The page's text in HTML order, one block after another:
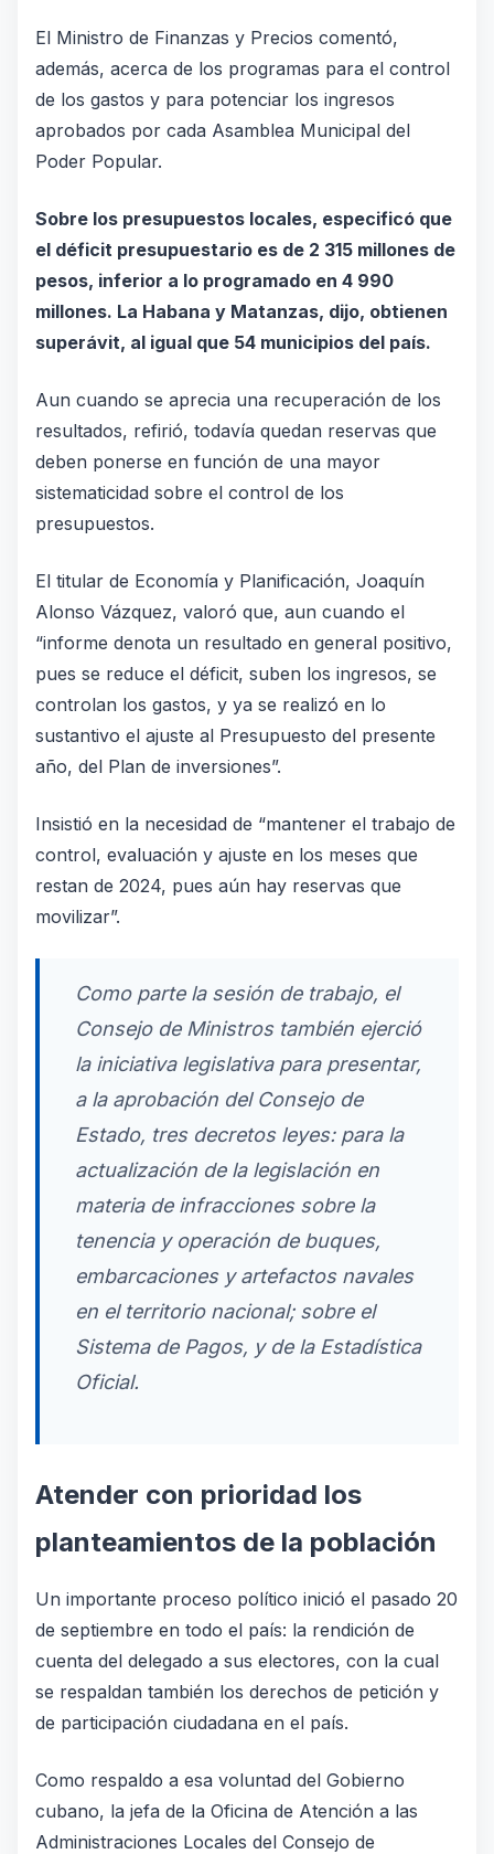
El Ministro de Finanzas y Precios comentó,
además, acerca de los programas para el control
de los gastos y para potenciar los ingresos
aprobados por cada Asamblea Municipal del
Poder Popular.
Sobre los presupuestos locales, especificó que
el déficit presupuestario es de 2 315 millones de
pesos, inferior a lo programado en 4 990
millones. La Habana y Matanzas, dijo, obtienen
superávit, al igual que 54 municipios del país.
Aun cuando se aprecia una recuperación de los
resultados, refirió, todavía quedan reservas que
deben ponerse en función de una mayor
sistematicidad sobre el control de los
presupuestos.
El titular de Economía y Planificación, Joaquín
Alonso Vázquez, valoró que, aun cuando el
“informe denota un resultado en general positivo,
pues se reduce el déficit, suben los ingresos, se
controlan los gastos, y ya se realizó en lo
sustantivo el ajuste al Presupuesto del presente
año, del Plan de inversiones”.
Insistió en la necesidad de “mantener el trabajo de
control, evaluación y ajuste en los meses que
restan de 2024, pues aún hay reservas que
movilizar”.
Como parte la sesión de trabajo, el
Consejo de Ministros también ejerció
la iniciativa legislativa para presentar,
a la aprobación del Consejo de
Estado, tres decretos leyes: para la
actualización de la legislación en
materia de infracciones sobre la
tenencia y operación de buques,
embarcaciones y artefactos navales
en el territorio nacional; sobre el
Sistema de Pagos, y de la Estadística
Oficial.
Atender con prioridad los
planteamientos de la población
Un importante proceso político inició el pasado 20
de septiembre en todo el país: la rendición de
cuenta del delegado a sus electores, con la cual
se respaldan también los derechos de petición y
de participación ciudadana en el país.
Como respaldo a esa voluntad del Gobierno
cubano, la jefa de la Oficina de Atención a las
Administraciones Locales del Consejo de